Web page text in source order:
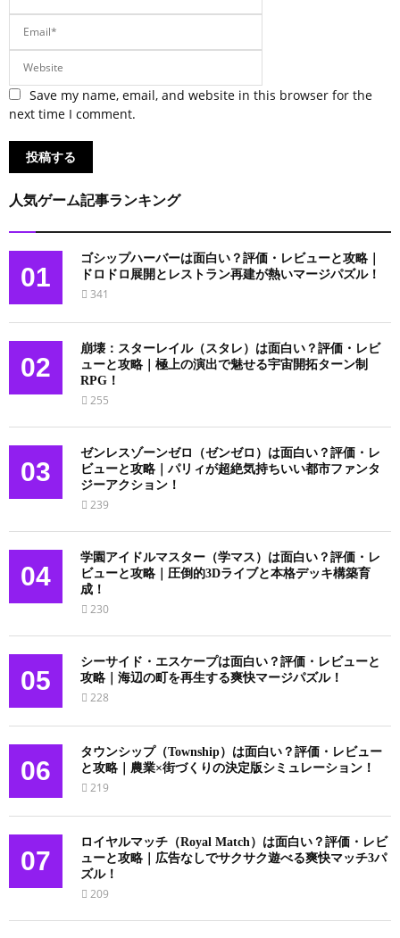
Save my name, email, and website in this browser for the
next time I comment.
人気ゲーム記事ランキング
01
ゴシップハーバーは面白い？評価・レビューと攻略｜
ドロドロ展開とレストラン再建が熱いマージパズル！
341
02
崩壊：スターレイル（スタレ）は面白い？評価・レビ
ューと攻略｜極上の演出で魅せる宇宙開拓ターン制
RPG！
255
03
ゼンレスゾーンゼロ（ゼンゼロ）は面白い？評価・レ
ビューと攻略｜パリィが超絶気持ちいい都市ファンタ
ジーアクション！
239
04
学園アイドルマスター（学マス）は面白い？評価・レ
ビューと攻略｜圧倒的3Dライブと本格デッキ構築育
成！
230
05
シーサイド・エスケープは面白い？評価・レビューと
攻略｜海辺の町を再生する爽快マージパズル！
228
06
タウンシップ（Township）は面白い？評価・レビュー
と攻略｜農業×街づくりの決定版シミュレーション！
219
07
ロイヤルマッチ（Royal Match）は面白い？評価・レビ
ューと攻略｜広告なしでサクサク遊べる爽快マッチ3パ
ズル！
209